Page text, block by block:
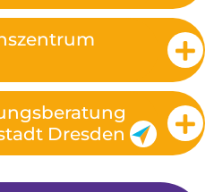
Dresden